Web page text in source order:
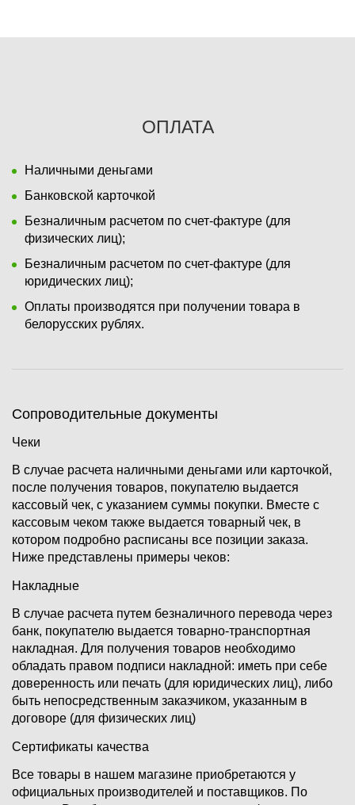
ОПЛАТА
Наличными деньгами
Банковской карточкой
Безналичным расчетом по счет-фактуре (для
физических лиц);
Безналичным расчетом по счет-фактуре (для
юридических лиц);
Оплаты производятся при получении товара в
белорусских рублях.
Сопроводительные документы
Чеки
В случае расчета наличными деньгами или карточкой,
после получения товаров, покупателю выдается
кассовый чек, с указанием суммы покупки. Вместе с
кассовым чеком также выдается товарный чек, в
котором подробно расписаны все позиции заказа.
Ниже представлены примеры чеков:
Накладные
В случае расчета путем безналичного перевода через
банк, покупателю выдается товарно-транспортная
накладная. Для получения товаров необходимо
обладать правом подписи накладной: иметь при себе
доверенность или печать (для юридических лиц), либо
быть непосредственным заказчиком, указанным в
договоре (для физических лиц)
Сертификаты качества
Все товары в нашем магазине приобретаются у
официальных производителей и поставщиков. По